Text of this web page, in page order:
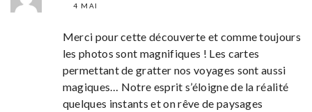
4 MAI
Merci pour cette découverte et comme toujours
les photos sont magnifiques ! Les cartes
permettant de gratter nos voyages sont aussi
magiques… Notre esprit s’éloigne de la réalité
quelques instants et on rêve de paysages